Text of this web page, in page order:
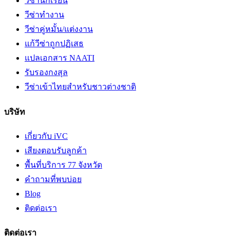
วีซ่าทำงาน
วีซ่าคู่หมั้น/แต่งงาน
แก้วีซ่าถูกปฏิเสธ
แปลเอกสาร NAATI
รับรองกงสุล
วีซ่าเข้าไทยสำหรับชาวต่างชาติ
บริษัท
เกี่ยวกับ iVC
เสียงตอบรับลูกค้า
พื้นที่บริการ 77 จังหวัด
คำถามที่พบบ่อย
Blog
ติดต่อเรา
ติดต่อเรา